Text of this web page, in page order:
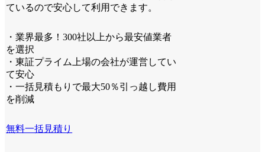
ているので安心して利用できます。
・業界最多！300社以上から最安値業者
を選択
・東証プライム上場の会社が運営してい
て安心
・一括見積もりで最大50％引っ越し費用
を削減
無料一括見積り